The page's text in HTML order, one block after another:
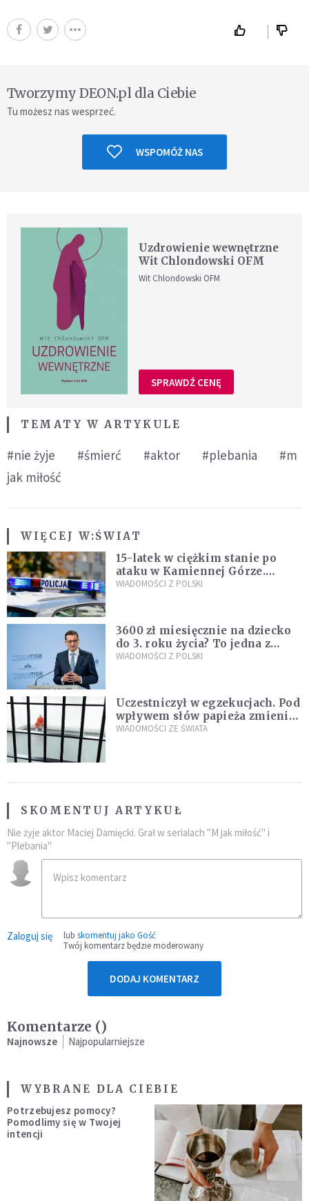
Tworzymy DEON.pl dla Ciebie
Tu możesz nas wesprzeć.
WSPOMÓŻ NAS
Uzdrowienie wewnętrzne
Wit Chlondowski OFM
Wit Chlondowski OFM
SPRAWDŹ CENĘ
TEMATY W ARTYKULE
#nie żyje #śmierć #aktor #plebania
#m
jak miłość
WIĘCEJ W:ŚWIAT
15-latek w ciężkim stanie po
ataku w Kamiennej Górze.
Policja zatrzymała dwóch
WIADOMOŚCI Z POLSKI
3600 zł miesięcznie na dziecko
do 3. roku życia? To jedna z
propozycji programu "Rozwój
WIADOMOŚCI Z POLSKI
Uczestniczył w egzekucjach. Pod
wpływem słów papieża zmienił
zdanie
WIADOMOŚCI ZE ŚWIATA
SKOMENTUJ ARTYKUŁ
Nie żyje aktor Maciej Damięcki. Grał w serialach "M jak miłość" i
"Plebania"
Zaloguj się lub skomentuj jako Gość
Twój komentarz będzie moderowany
DODAJ KOMENTARZ
Komentarze ()
Najnowsze Najpopularniejsze
WYBRANE DLA CIEBIE
Potrzebujesz pomocy?
Pomodlimy się w Twojej
intencji